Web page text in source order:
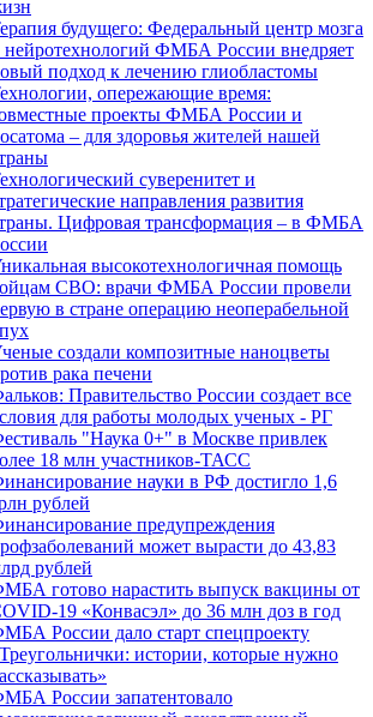
будущего: Федеральный центр мозга
нейротехнологий ФМБА России внедряет
подход к лечению глиобластомы
опережающие время:
проекты ФМБА России и
– для здоровья жителей нашей
суверенитет и
направления развития
Цифровая трансформация – в ФМБА
высокотехнологичная помощь
СВО: врачи ФМБА России провели
в стране операцию неоперабельной
создали композитные наноцветы
рака печени
Правительство России создает все
для работы молодых ученых - РГ
"Наука 0+" в Москве привлек
18 млн участников-ТАСС
науки в РФ достигло 1,6
рублей
предупреждения
может вырасти до 43,83
рублей
готово нарастить выпуск вакцины от
19 «Конвасэл» до 36 млн доз в год
России дало старт спецпроекту
истории, которые нужно
России запатентовало